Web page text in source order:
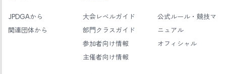
JPDGAから
関連団体から
大会レベルガイド
部門クラスガイド
参加者向け情報
主催者向け情報
公式ルール・競技マ
ニュアル
オフィシャル